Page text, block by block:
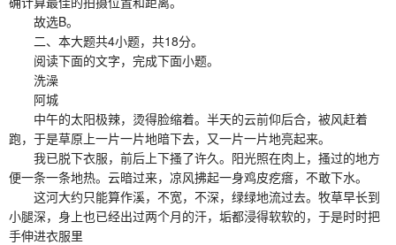
故选B。
二、本大题共4小题，共18分。
阅读下面的文字，完成下面小题。
洗澡
阿城
中午的太阳极辣，烫得脸缩着。半天的云前仰后合，被风赶着
跑，于是草原上一片一片地暗下去，又一片一片地亮起来。
我已脱下衣服，前后上下搔了许久。阳光照在肉上，搔过的地方
便一条一条地热。云暗过来，凉风拂起一身鸡皮疙瘩，不敢下水。
这河大约只能算作溪，不宽，不深，绿绿地流过去。牧草早长到
小腿深，身上也已经出过两个月的汗，垢都浸得软软的，于是时时把
手伸进衣服里